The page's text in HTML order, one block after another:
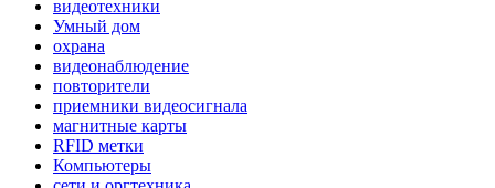
видеотехники
Умный дом
охрана
видеонаблюдение
повторители
приемники видеосигнала
магнитные карты
RFID метки
Компьютеры